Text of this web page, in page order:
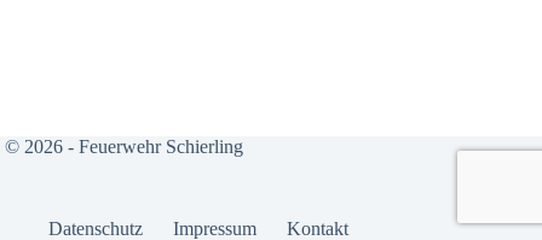
© 2026 - Feuerwehr Schierling
Daten­schutz Impres­sum Kon­takt